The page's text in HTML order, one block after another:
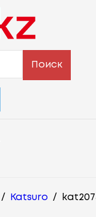
Поиск
/ Katsuro /